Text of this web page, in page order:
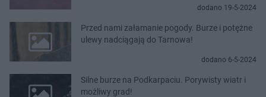
dodano 19-5-2024
Przed nami załamanie pogody. Burze i potężne
ulewy nadciągają do Tarnowa!
dodano 6-5-2024
Silne burze na Podkarpaciu. Porywisty wiatr i
możliwy grad!